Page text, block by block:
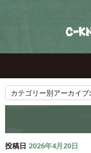
カテゴリー別アーカイブ:
投稿日 2026年4月20日